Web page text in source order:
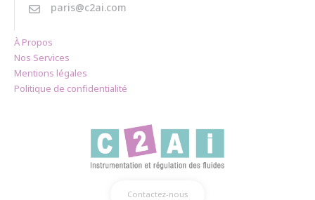
paris@c2ai.com
À Propos
Nos Services
Mentions légales
Politique de confidentialité
Contactez-nous